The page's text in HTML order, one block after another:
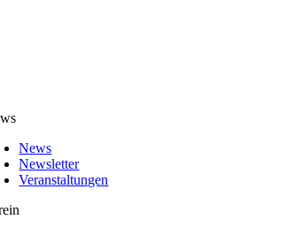
News
Newsletter
Veranstaltungen